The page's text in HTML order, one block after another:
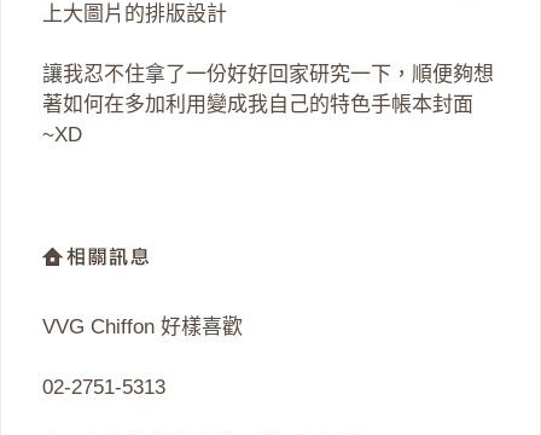
上大圖片的排版設計
讓我忍不住拿了一份好好回家研究一下，順便夠想
著如何在多加利用變成我自己的特色手帳本封面
~XD
VVG Chiffon 好樣喜歡
02-2751-5313